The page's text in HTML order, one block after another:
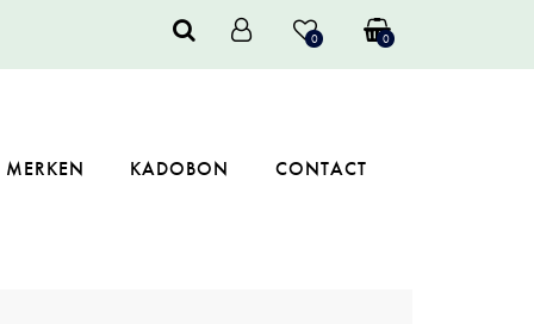
0 0
MERKEN KADOBON CONTACT